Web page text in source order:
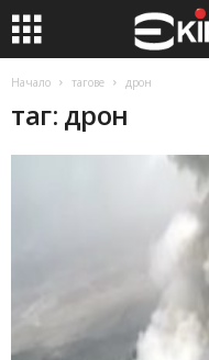
Начало тагове дрон
таг: дрон